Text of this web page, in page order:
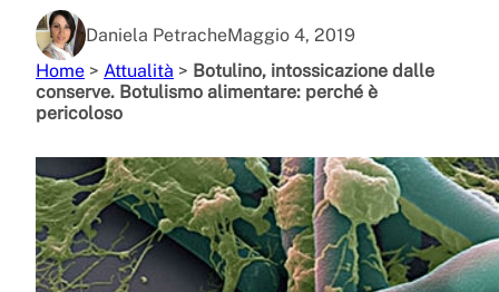
Daniela PetracheMaggio 4, 2019
Home > Attualità > Botulino, intossicazione dalle
conserve. Botulismo alimentare: perché è
pericoloso